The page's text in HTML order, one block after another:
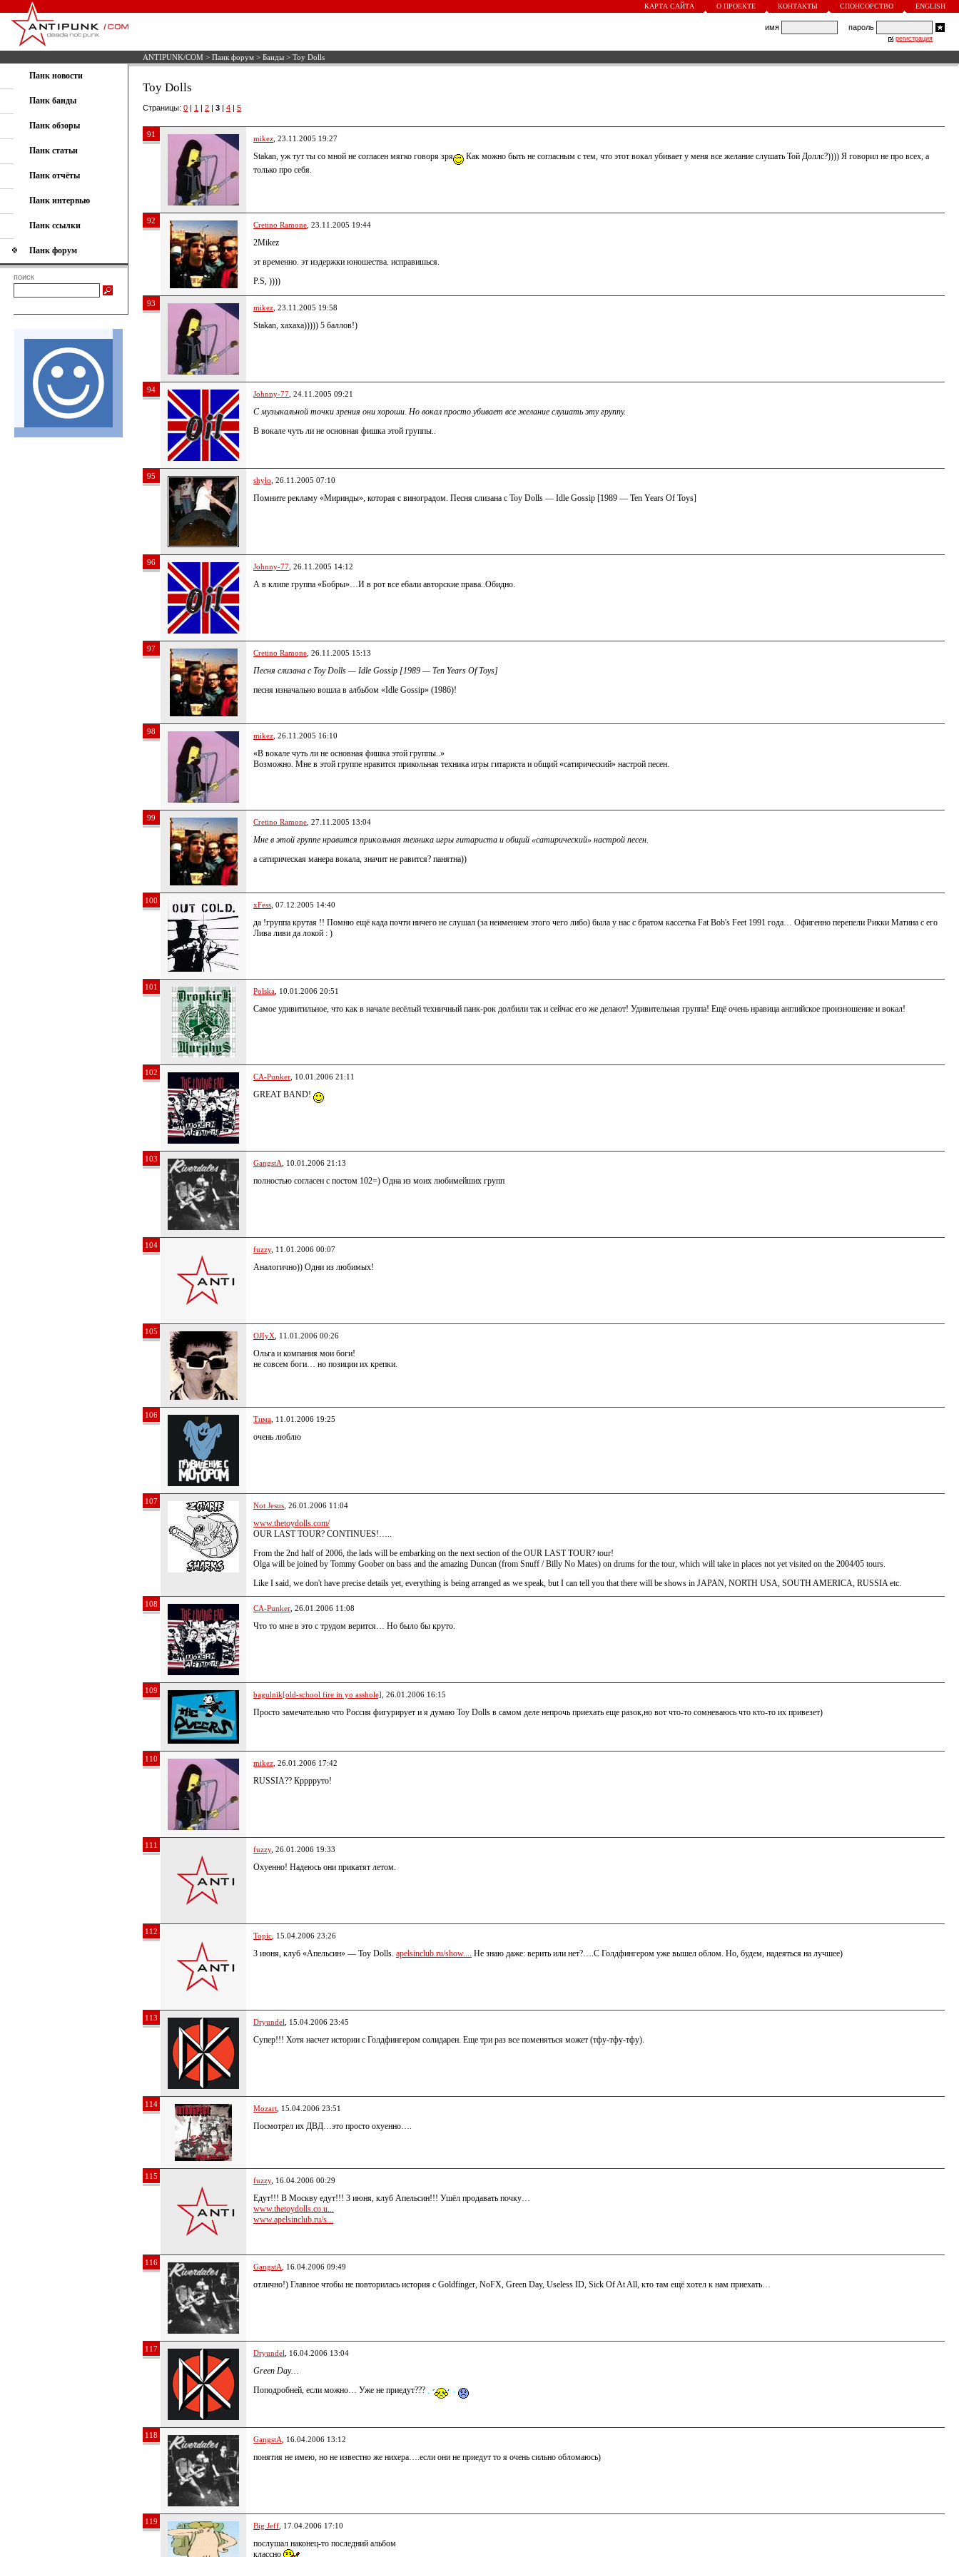
КАРТА САЙТА О ПРОЕКТЕ КОНТАКТЫ СПОНСОРСТВО ENGLISH
имя пароль
регистрация
ANTIPUNK/COM > Панк форум > Банды > Toy Dolls
Панк новости
Панк банды
Панк обзоры
Панк статьи
Панк отчёты
Панк интервью
Панк ссылки
Панк форум
поиск
Toy Dolls
Страницы: 0 | 1 | 2 | 3 | 4 | 5
91 mikez , 23.11.2005 19:27
Stakan, уж тут ты со мной не согласен мягко говоря зря
Как можно быть не согласным с тем, что этот вокал убивает у меня все желание слушать Той Доллс?)))) Я говорил не про всех, а
только про себя.
92 Cretino Ramone , 23.11.2005 19:44
2Mikez
эт временно. эт издержки юношества. исправишься.
P.S, ))))
93 mikez , 23.11.2005 19:58
Stakan, хахаха))))) 5 баллов!)
94 Johnny-77 , 24.11.2005 09:21
С музыкальной точки зрения они хороши. Но вокал просто убивает все желание слушать эту группу.
В вокале чуть ли не основная фишка этой группы..
95 shylo , 26.11.2005 07:10
Помните рекламу «Миринды», которая с виноградом. Песня слизана с Toy Dolls — Idle Gossip [1989 — Ten Years Of Toys]
96 Johnny-77 , 26.11.2005 14:12
А в клипе группа «Бобры»…И в рот все ебали авторские права..Обидно.
97 Cretino Ramone , 26.11.2005 15:13
Песня слизана с Toy Dolls — Idle Gossip [1989 — Ten Years Of Toys]
песня изначально вошла в албьбом «Idle Gossip» (1986)!
98 mikez , 26.11.2005 16:10
«В вокале чуть ли не основная фишка этой группы..»
Возможно. Мне в этой группе нравится прикольная техника игры гитариста и общий «сатирический» настрой песен.
99 Cretino Ramone , 27.11.2005 13:04
Мне в этой группе нравится прикольная техника игры гитариста и общий «сатирический» настрой песен.
а сатирическая манера вокала, значит не равится? панятна))
100 xFess , 07.12.2005 14:40
да !группа крутая !! Помню ещё када почти ничего не слушал (за неимением этого чего либо) была у нас с братом кассетка Fat Bob's Feet 1991 года… Офигенно перепели Рикки Матина с его
Лива ливи да локой : )
101 Polska , 10.01.2006 20:51
Самое удивитильное, что как в начале весёлый техничный панк-рок долбили так и сейчас его же делают! Удивительная группа! Ещё очень нравица английское произношение и вокал!
102 CA-Punker , 10.01.2006 21:11
GREAT BAND!
103 GangstA , 10.01.2006 21:13
полностью согласен с постом 102=) Одна из моих любимейших групп
104 fuzzy, 11.01.2006 00:07
Аналогично)) Одни из любимых!
105 OJIyX , 11.01.2006 00:26
Ольга и компания мои боги!
не совсем боги… но позиции их крепки.
106 Тима , 11.01.2006 19:25
очень люблю
107 Not Jesus , 26.01.2006 11:04
www.thetoydolls.com/
OUR LAST TOUR? CONTINUES!…..
From the 2nd half of 2006, the lads will be embarking on the next section of the OUR LAST TOUR? tour!
Olga will be joined by Tommy Goober on bass and the amazing Duncan (from Snuff / Billy No Mates) on drums for the tour, which will take in places not yet visited on the 2004/05 tours.
Like I said, we don't have precise details yet, everything is being arranged as we speak, but I can tell you that there will be shows in JAPAN, NORTH USA, SOUTH AMERICA, RUSSIA etc.
108 CA-Punker , 26.01.2006 11:08
Что то мне в это с трудом верится… Но было бы круто.
109 bagulnik[old-school fire in yo asshole] , 26.01.2006 16:15
Просто замечательно что Россия фигурирует и я думаю Toy Dolls в самом деле непрочь приехать еще разок,но вот что-то сомневаюсь что кто-то их привезет)
110 mikez , 26.01.2006 17:42
RUSSIA?? Крррруто!
111 fuzzy, 26.01.2006 19:33
Охуенно! Надеюсь они прикатят летом.
112 Topic , 15.04.2006 23:26
3 июня, клуб «Апельсин» — Toy Dolls. apelsinclub.ru/show.... Не знаю даже: верить или нет?….С Голдфингером уже вышел облом. Но, будем, надеяться на лучшее)
113 Dryundel , 15.04.2006 23:45
Супер!!! Хотя насчет истории с Голдфингером солидарен. Еще три раз все поменяться может (тфу-тфу-тфу).
114 Mozart , 15.04.2006 23:51
Посмотрел их ДВД…это просто охуенно….
115 fuzzy, 16.04.2006 00:29
Едут!!! В Москву едут!!! 3 июня, клуб Апельсин!!! Ушёл продавать почку…
www.thetoydolls.co.u...
www.apelsinclub.ru/s...
116 GangstA , 16.04.2006 09:49
отлично!) Главное чтобы не повторилась история с Goldfinger, NoFX, Green Day, Useless ID, Sick Of At All, кто там ещё хотел к нам приехать…
117 Dryundel , 16.04.2006 13:04
Green Day…
Поподробней, если можно… Уже не приедут???
118 GangstA , 16.04.2006 13:12
понятия не имею, но не известно же нихера….если они не приедут то я очень сильно обломаюсь)
119 Big Jeff , 17.04.2006 17:10
послушал наконец-то последний альбом
классно